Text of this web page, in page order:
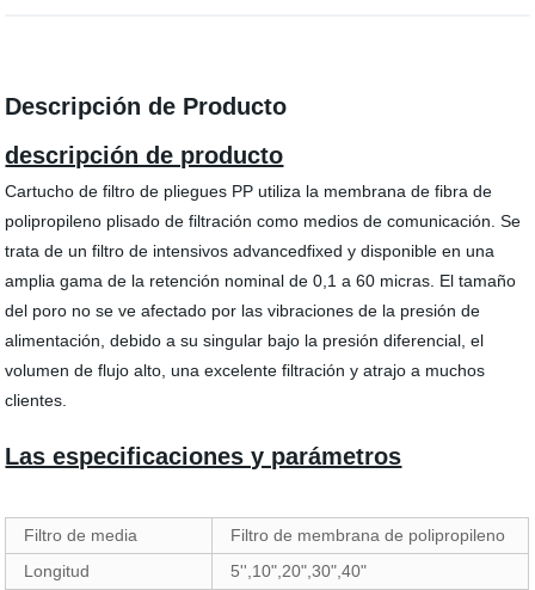
Descripción de Producto
descripción de producto
Cartucho de filtro de pliegues PP utiliza la membrana de fibra de
polipropileno plisado de filtración como medios de comunicación. Se
trata de un filtro de intensivos advancedfixed y disponible en una
amplia gama de la retención nominal de 0,1 a 60 micras. El tamaño
del poro no se ve afectado por las vibraciones de la presión de
alimentación, debido a su singular bajo la presión diferencial, el
volumen de flujo alto, una excelente filtración y atrajo a muchos
clientes.
Las especificaciones y parámetros
Filtro de media
Filtro de membrana de polipropileno
Longitud
5'',10",20",30",40"